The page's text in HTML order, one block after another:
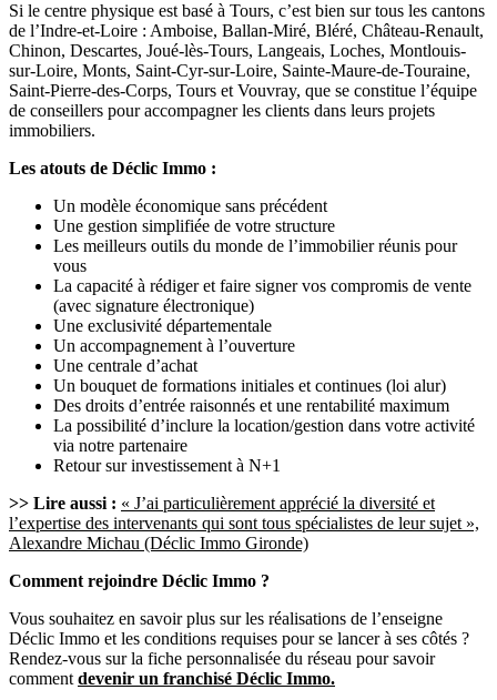
Si le centre physique est basé à Tours, c’est bien sur tous les cantons
de l’Indre-et-Loire : Amboise, Ballan-Miré, Bléré, Château-Renault,
Chinon, Descartes, Joué-lès-Tours, Langeais, Loches, Montlouis-
sur-Loire, Monts, Saint-Cyr-sur-Loire, Sainte-Maure-de-Touraine,
Saint-Pierre-des-Corps, Tours et Vouvray, que se constitue l’équipe
de conseillers pour accompagner les clients dans leurs projets
immobiliers.
Les atouts de Déclic Immo :
Un modèle économique sans précédent
Une gestion simplifiée de votre structure
Les meilleurs outils du monde de l’immobilier réunis pour
vous
La capacité à rédiger et faire signer vos compromis de vente
(avec signature électronique)
Une exclusivité départementale
Un accompagnement à l’ouverture
Une centrale d’achat
Un bouquet de formations initiales et continues (loi alur)
Des droits d’entrée raisonnés et une rentabilité maximum
La possibilité d’inclure la location/gestion dans votre activité
via notre partenaire
Retour sur investissement à N+1
>> Lire aussi : « J’ai particulièrement apprécié la diversité et
l’expertise des intervenants qui sont tous spécialistes de leur sujet »,
Alexandre Michau (Déclic Immo Gironde)
Comment rejoindre Déclic Immo ?
Vous souhaitez en savoir plus sur les réalisations de l’enseigne
Déclic Immo et les conditions requises pour se lancer à ses côtés ?
Rendez-vous sur la fiche personnalisée du réseau pour savoir
comment devenir un franchisé Déclic Immo.